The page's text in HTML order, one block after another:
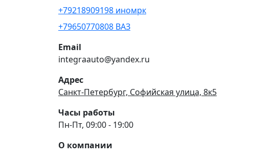
+79218909198 иномрк
+79650770808 ВАЗ
Email
integraauto@yandex.ru
Адрес
Санкт-Петербург, Софийская улица, 8к5
Часы работы
Пн-Пт, 09:00 - 19:00
О компании